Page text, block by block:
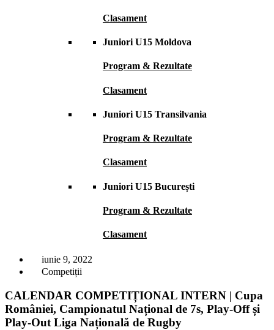
Clasament
Juniori U15 Moldova
Program & Rezultate
Clasament
Juniori U15 Transilvania
Program & Rezultate
Clasament
Juniori U15 București
Program & Rezultate
Clasament
iunie 9, 2022
Competiții
CALENDAR COMPETIȚIONAL INTERN | Cupa
României, Campionatul Național de 7s, Play-Off și
Play-Out Liga Națională de Rugby